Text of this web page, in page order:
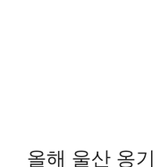
올해 울산 옹